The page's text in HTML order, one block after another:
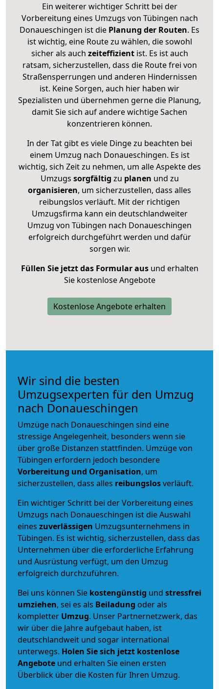
Ein weiterer wichtiger Schritt bei der
Vorbereitung eines Umzugs von Tübingen nach
Donaueschingen ist die Planung der Routen. Es
ist wichtig, eine Route zu wählen, die sowohl
sicher als auch zeiteffizientist. Es ist auch
ratsam, sicherzustellen, dass die Route frei von
Straßensperrungen und anderen Hindernissen
ist. Keine Sorgen, auch hier haben wir
Spezialisten und übernehmen gerne die Planung,
damit Sie sich auf andere wichtige Sachen
konzentrieren können.
In der Tat gibt es viele Dinge zu beachten bei
einem Umzug nach Donaueschingen. Es ist
wichtig, sich Zeit zu nehmen, um alle Aspekte des
Umzugs sorgfältig zu planen und zu
organisieren, um sicherzustellen, dass alles
reibungslos verläuft. Mit der richtigen
Umzugsfirma kann ein deutschlandweiter
Umzug von Tübingen nach Donaueschingen
erfolgreich durchgeführt werden und dafür
sorgen wir.
Füllen Sie jetzt das Formular ausund erhalten
Sie kostenlose Angebote
Kostenlose Angebote erhalten
Wir sind die besten
Umzugsexperten für den Umzug
nach Donaueschingen
Umzüge nach Donaueschingen sind eine
stressige Angelegenheit, besonders wenn sie
über große Distanzen stattfinden. Umzüge von
Tübingen erfordern jedoch besondere
Vorbereitung und Organisation, um
sicherzustellen, dass alles reibungslosverläuft.
Ein wichtiger Schritt bei der Vorbereitung eines
Umzugs nach Donaueschingen ist die Auswahl
eines zuverlässigen Umzugsunternehmens in
Tübingen. Es ist wichtig, sicherzustellen, dass das
Unternehmen über die erforderliche Erfahrung
und Ausrüstung verfügt, um den Umzug
erfolgreich durchzuführen.
Bei uns können Sie kostengünstig und stressfrei
umziehen, sei es als Beiladung oder als
kompletter Umzug. Unser Partnernetzwerk, das
wir über die Jahre aufgebaut haben, ist
deutschlandweit und sogar international
unterwegs. Holen Sie sich jetzt kostenlose
Angebote und erhalten Sie einen ersten
Überblick über die Kosten für Ihren Umzug.